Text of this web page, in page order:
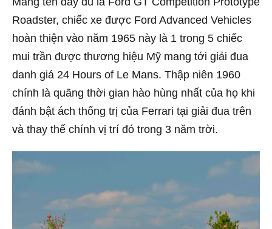
Roadster, chiếc xe được Ford Advanced Vehicles
hoàn thiện vào năm 1965 này là 1 trong 5 chiếc
mui trần được thương hiệu Mỹ mang tới giải đua
danh giá 24 Hours of Le Mans. Thập niên 1960
chính là quãng thời gian hào hùng nhất của họ khi
đánh bật ách thống trị của Ferrari tại giải đua trên
và thay thế chính vị trí đó trong 3 năm trời.